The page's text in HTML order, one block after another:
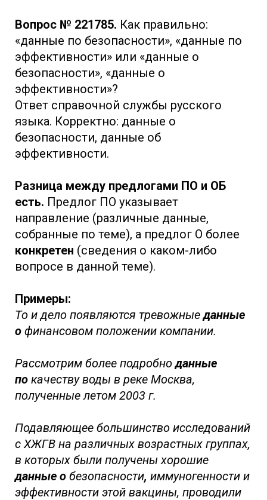
Вопрос № 221785. Как правильно:
«данные по безопасности», «данные по
эффективности» или «данные о
безопасности», «данные о
эффективности»?
Ответ справочной службы русского
языка. Корректно: данные о
безопасности, данные об
эффективности.
Разница между предлогами ПО и ОБ
есть. Предлог ПО указывает
направление (различные данные,
собранные по теме), а предлог О более
конкретен (сведения о каком-либо
вопросе в данной теме).
Примеры:
То и дело появляются тревожныеданные
о финансовом положении компании.
Рассмотрим более подробноданные
по качеству воды в реке Москва,
полученные летом 2003 г.
Подавляющее большинство исследований
с ХЖГВ на различных возрастных группах,
в которых были получены хорошие
данные о безопасности, иммуногенности и
эффективности этой вакцины, проводили